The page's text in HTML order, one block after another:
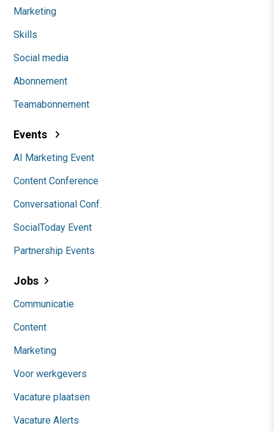
Marketing
Skills
Social media
Abonnement
Teamabonnement
Events
AI Marketing Event
Content Conference
Conversational Conf.
SocialToday Event
Partnership Events
Jobs
Communicatie
Content
Marketing
Voor werkgevers
Vacature plaatsen
Vacature Alerts